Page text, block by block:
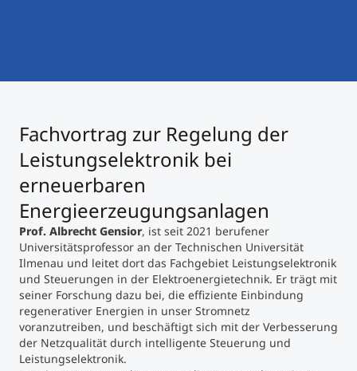
Study Finder Bachelor/Master
Masterclasses
Management-Seminare
Technische Weiterbildung
Maßgeschneiderte Programme
Fachvortrag zur Regelung der
Leistungselektronik bei
erneuerbaren
Energieerzeugungsanlagen
Prof. Albrecht Gensior, ist seit 2021 berufener
Universitätsprofessor an der Technischen Universität
Ilmenau und leitet dort das Fachgebiet Leistungselektronik
und Steuerungen in der Elektroenergietechnik. Er trägt mit
seiner Forschung dazu bei, die effiziente Einbindung
regenerativer Energien in unser Stromnetz
voranzutreiben, und beschäftigt sich mit der Verbesserung
der Netzqualität durch intelligente Steuerung und
Leistungselektronik.